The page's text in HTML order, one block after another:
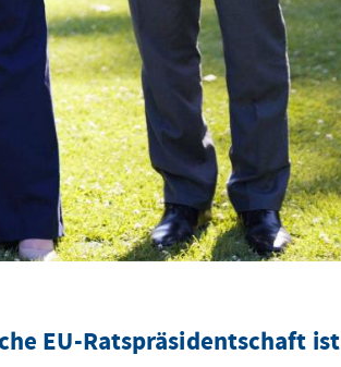
EU-Ratspräsidentschaft ist